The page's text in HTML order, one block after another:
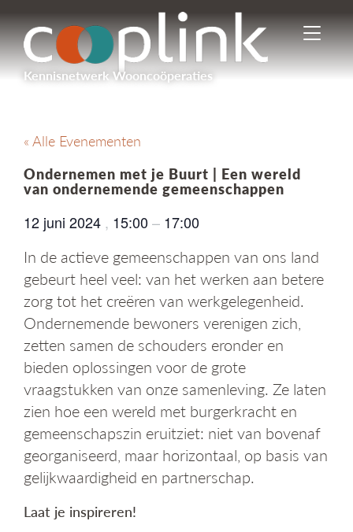
Kennisnetwerk Wooncoöperaties
I
n
-
e
n
t
e
« Alle Evenementen
Ondernemen met je Buurt | Een wereld
van ondernemende gemeenschappen
12 juni 2024 , 15:00 – 17:00
In de actieve gemeenschappen van ons land
gebeurt heel veel: van het werken aan betere
zorg tot het creëren van werkgelegenheid.
Ondernemende bewoners verenigen zich,
zetten samen de schouders eronder en
bieden oplossingen voor de grote
vraagstukken van onze samenleving. Ze laten
zien hoe een wereld met burgerkracht en
gemeenschapszin eruitziet: niet van bovenaf
georganiseerd, maar horizontaal, op basis van
gelijkwaardigheid en partnerschap.
Laat je inspireren!